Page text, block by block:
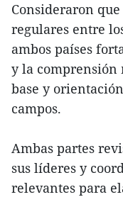
Consideraron
regulares entre
ambos países
y la comprensión
base y
campos.
Ambas partes
sus líderes y
relevantes para